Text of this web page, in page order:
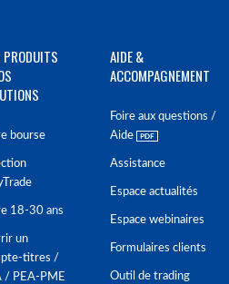
PRODUITS
bourse
18-30 ans
un
titres /
/ PEA-PME
AIDE &
ACCOMPAGNEMENT
Foire aux questions /
Aide
Assistance
Espace actualités
Espace webinaires
Formulaires clients
Outil de trading